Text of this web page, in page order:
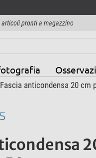
pronti a magazzino
anticondensa 20 cm